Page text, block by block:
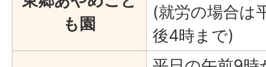
も園
(就労の場合は
後4時まで)